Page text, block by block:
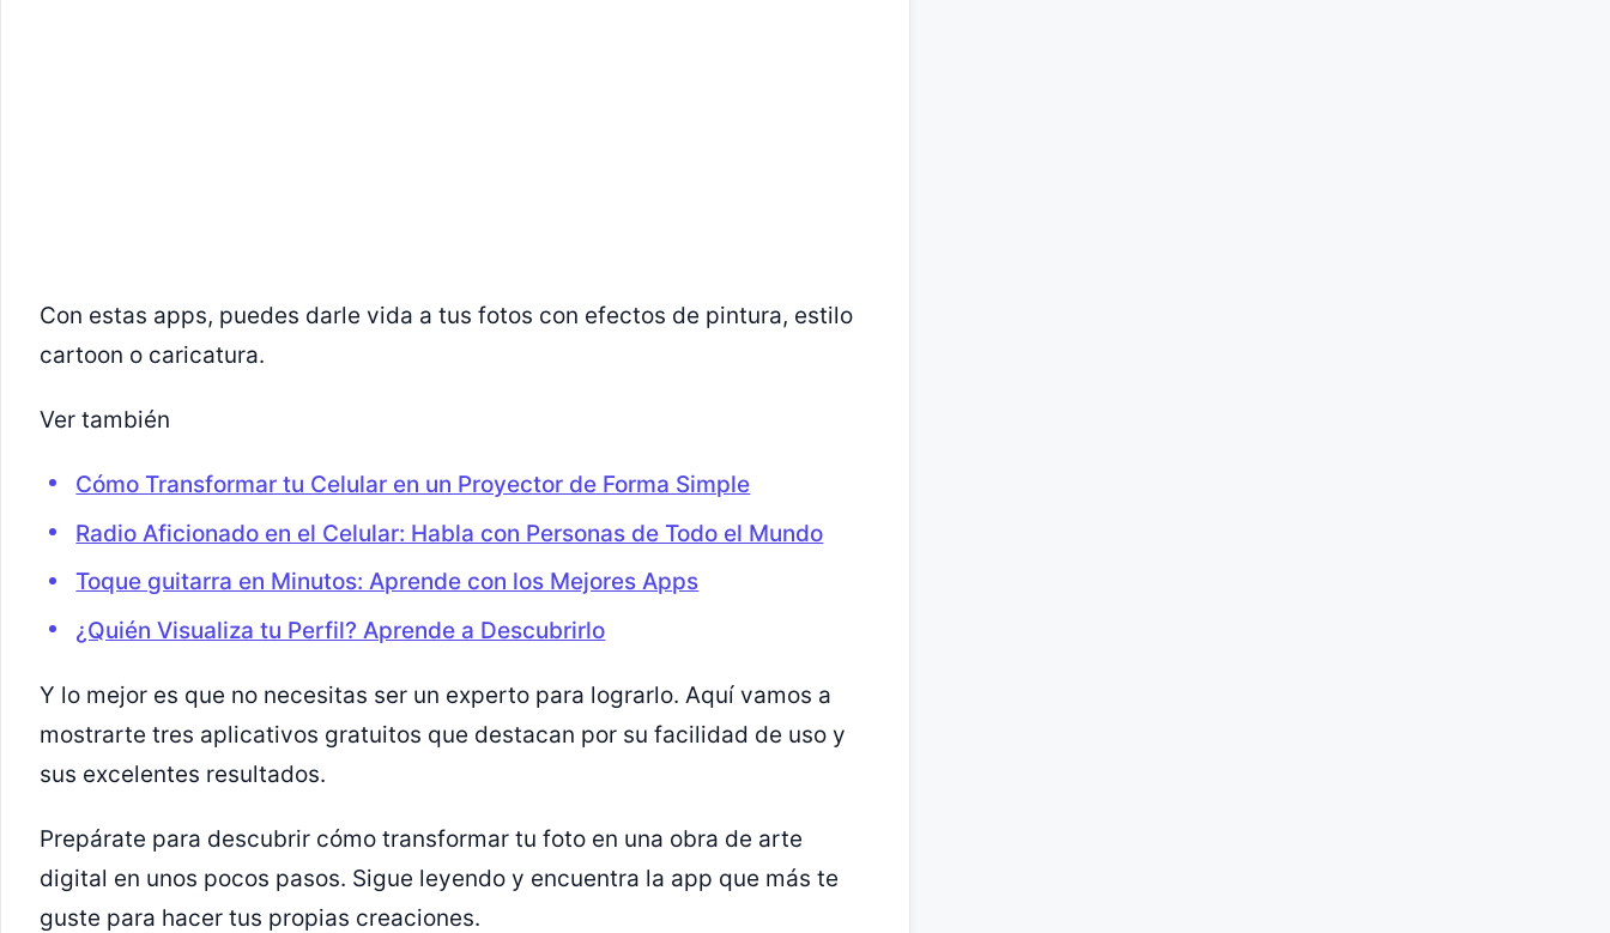
Con estas apps, puedes darle vida a tus fotos con efectos de pintura, estilo
cartoon o caricatura.
Ver también
Cómo Transformar tu Celular en un Proyector de Forma Simple
Radio Aficionado en el Celular: Habla con Personas de Todo el Mundo
Toque guitarra en Minutos: Aprende con los Mejores Apps
¿Quién Visualiza tu Perfil? Aprende a Descubrirlo
Y lo mejor es que no necesitas ser un experto para lograrlo. Aquí vamos a
mostrarte tres aplicativos gratuitos que destacan por su facilidad de uso y
sus excelentes resultados.
Prepárate para descubrir cómo transformar tu foto en una obra de arte
digital en unos pocos pasos. Sigue leyendo y encuentra la app que más te
guste para hacer tus propias creaciones.